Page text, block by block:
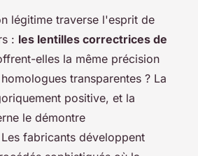
légitime traverse l'esprit de
: les lentilles correctrices de
elles la même précision
transparentes ? La
positive, et la
le démontre
fabricants développent